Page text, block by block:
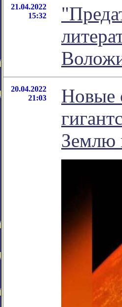
21.04.2022
15:32
20.04.2022
21:03
Новые
Землю